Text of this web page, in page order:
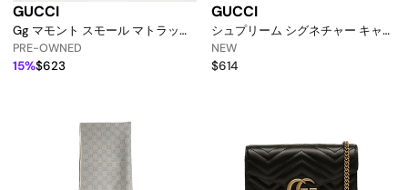
GUCCI
Gg マモント スモール マトラッセ
ショルダーバッグ ブラック
158665874 [p]
PRE-OWNED
15%$623
GUCCI
シュプリーム シグネチャー キャッ
プ ベージュ 200035 Kqwbg 9791
158752063 [p]
NEW
$614